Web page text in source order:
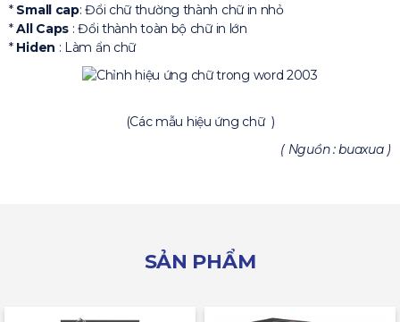
* Small cap: Đổi chữ thường thành chữ in nhỏ
*All Caps : Đổi thành toàn bộ chữ in lớn
* Hiden : Làm ẩn chữ
(Các mẫu hiệu ứng chữ )
( Nguồn : buaxua )
SẢN PHẨM